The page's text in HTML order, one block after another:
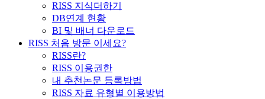
RISS 지식더하기
DB연계 현황
BI 및 배너 다운로드
RISS 처음 방문 이세요?
RISS란?
RISS 이용권한
내 추천논문 등록방법
RISS 자료 유형별 이용방법